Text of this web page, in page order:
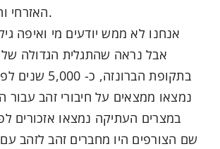
האזרחי והביטחוני כאחד.
אנחנו לא ממש יודעים מי ואיפה
אבל נראה שהתגלית הגדולה
בתקופת
נמצאו ממצאים על חיבורי זהב עבור
שם הצורפים היו מחברים זהב לזהב